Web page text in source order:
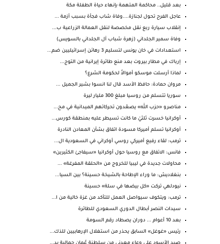
بعد قليل.. محاكمة المتهمة بإنهاء حياة الطفلة مكة
عاجل الفرح تحول لجنازة....وفاة شاب فجأة بسبب أزمة ...
إنقلاب سيارة ربع نقل مخصصة لنقل العمالة الزراعية ب...
وفاة سمير الجلداني (زهرة شباب آل الجلداني بالسويس)
استعدادات في خان يونس لتسليم 3 رهائن إسرائيليين ضم...
إرباك في مطار بيروت بعد منع طائرة إيرانية من التوج...
لماذا أرسلت موسكو أموالاً لحكومة الشرع؟
مروان حمادة: حافظ الأسد قال لنا انسوا بشير الجميل ...
سوريا تتسلم من روسيا مبلغ 300 مليار ليرة
مناصرو «حزب الله» يصعّدون تحركاتهم الميدانية في مح...
أوكرانيا خسرت ثلثيْ ما كانت تسيطر عليه بمنطقة كورس...
أوكرانيا تسلم أميركا مسودة اتفاق بشأن المعادن النادرة
ترمب: لقاء رفيع أميركي روسي أوكراني في السعودية ال...
فانس: الاتفاق مع روسيا حول أوكرانيا «سيفاجئ الكثيرين»
محاولات جديدة في ليبيا للخروج من «الحلقة المفرغة» ...
بنغلاديش: ما وراء الإطاحة بالشيخة حسينة؟ بين السيا...
نيودلهي تركت «كل بيضها في سلة» حسينة
ترمب: ويتكوف سيواصل العمل للتأكد من غزة خالية من ا...
سيدات النصر أبطال الدوري السعودي للطائرة
بعد 10 أعوام ... دوران يصطاد رقم السومة
رئيس «غوغل» السابق يحذر من استغلال الإرهابيين للذك...